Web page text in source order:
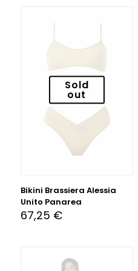
Sold
out
Bikini Brassiera Alessia
Unito Panarea
67,25 €